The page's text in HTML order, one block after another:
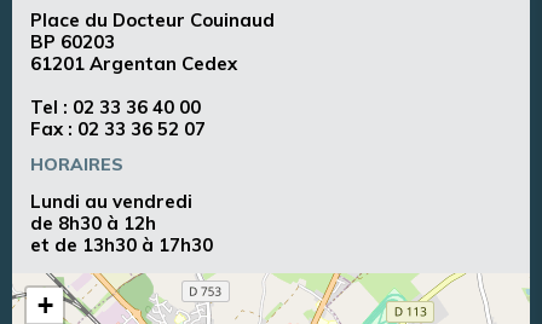
Place du Docteur Couinaud
BP 60203
61201 Argentan Cedex
Tel : 02 33 36 40 00
Fax : 02 33 36 52 07
HORAIRES
Lundi au vendredi
de 8h30 à 12h
et de 13h30 à 17h30
+